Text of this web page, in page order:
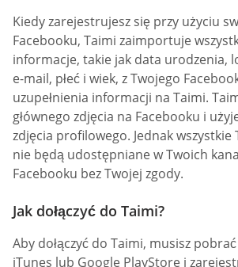
Kiedy zarejestrujesz się przy użyciu
Facebooku, Taimi zaimportuje
informacje, takie jak data urodzenia,
e-mail, płeć i wiek, z Twojego
uzupełnienia informacji na Taimi.
głównego zdjęcia na Facebooku i
zdjęcia profilowego. Jednak wszystkie
nie będą udostępniane w Twoich
Facebooku bez Twojej zgody.
Jak dołączyć do Taimi?
Aby dołączyć do Taimi, musisz
iTunes lub Google PlayStore i